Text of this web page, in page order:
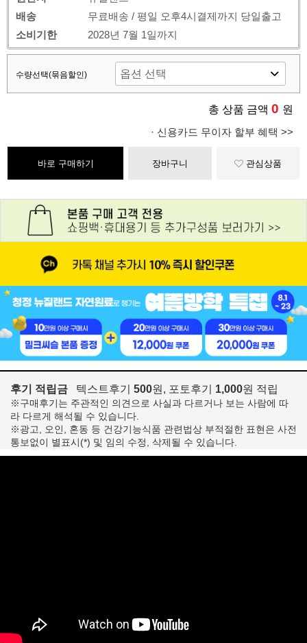
배송
무료배송 / 평일 오후4시결제까지 당일출고
소비기한
2028년 7월 1일까지
수량선택(묶음할인)
총 상품 금액 0 원
· 신용카드 무이자 할부 혜택 >>
바로 구매하기 장바구니 관심상품
후기 적립금 텍스트후기 500원, 포토후기 1,000원 적립
※구매후기는 주관적인 의견으로 사실과 다르거나 보는 사람에 따
라 다르게 해석될 수 있습니다.
※광고, 오인, 혼동 등 건강기능식품 관련법상 부적절한 표현은 사전
통보없이 별표시(*) 및 임의 수정, 삭제될 수 있습니다.